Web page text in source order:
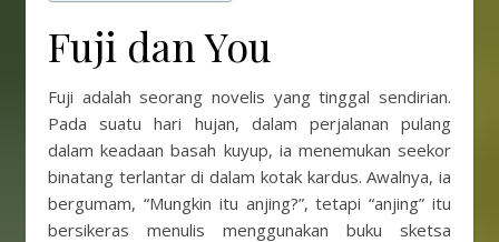
Fuji dan You
Fuji adalah seorang novelis yang tinggal sendirian.
Pada suatu hari hujan, dalam perjalanan pulang
dalam keadaan basah kuyup, ia menemukan seekor
binatang terlantar di dalam kotak kardus. Awalnya, ia
bergumam, “Mungkin itu anjing?”, tetapi “anjing” itu
bersikeras menulis menggunakan buku sketsa